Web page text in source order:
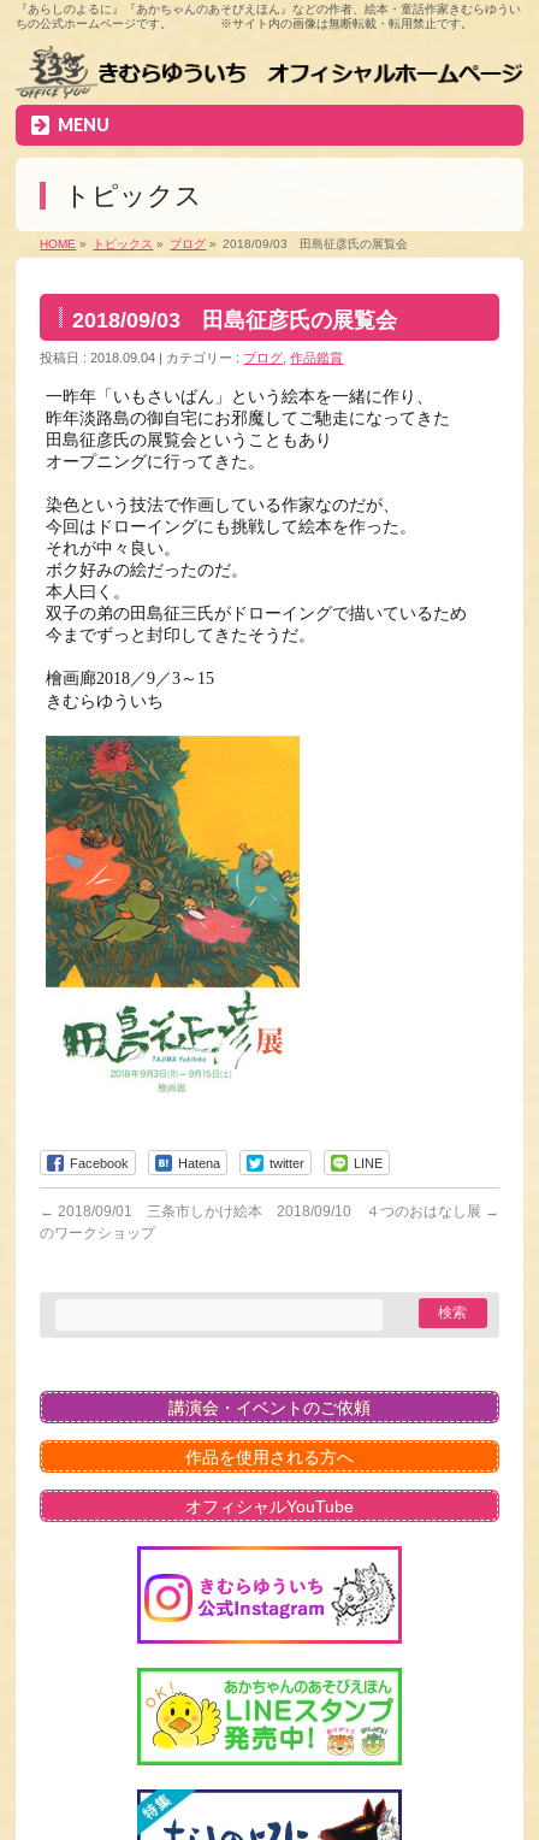
『あらしのよるに』『あかちゃんのあそびえほん』などの作者、絵本・童話作家きむらゆうい
ちの公式ホームページです。 ※サイト内の画像は無断転載・転用禁止です。
MENU
トピックス
HOME » トピックス » ブログ » 2018/09/03 田島征彦氏の展覧会
2018/09/03 田島征彦氏の展覧会
投稿日 : 2018.09.04 カテゴリー : ブログ ,作品鑑賞
一昨年「いもさいばん」という絵本を一緒に作り、
昨年淡路島の御自宅にお邪魔してご馳走になってきた
田島征彦氏の展覧会ということもあり
オープニングに行ってきた。
染色という技法で作画している作家なのだが、
今回はドローイングにも挑戦して絵本を作った。
それが中々良い。
ボク好みの絵だったのだ。
本人曰く。
双子の弟の田島征三氏がドローイングで描いているため
今までずっと封印してきたそうだ。
檜画廊2018／9／3～15
きむらゆういち
Facebook Hatena twitter LINE
← 2018/09/01 三条市しかけ絵本
のワークショップ
2018/09/10 ４つのおはなし展 →
講演会・イベントのご依頼
作品を使用される方へ
オフィシャルYouTube